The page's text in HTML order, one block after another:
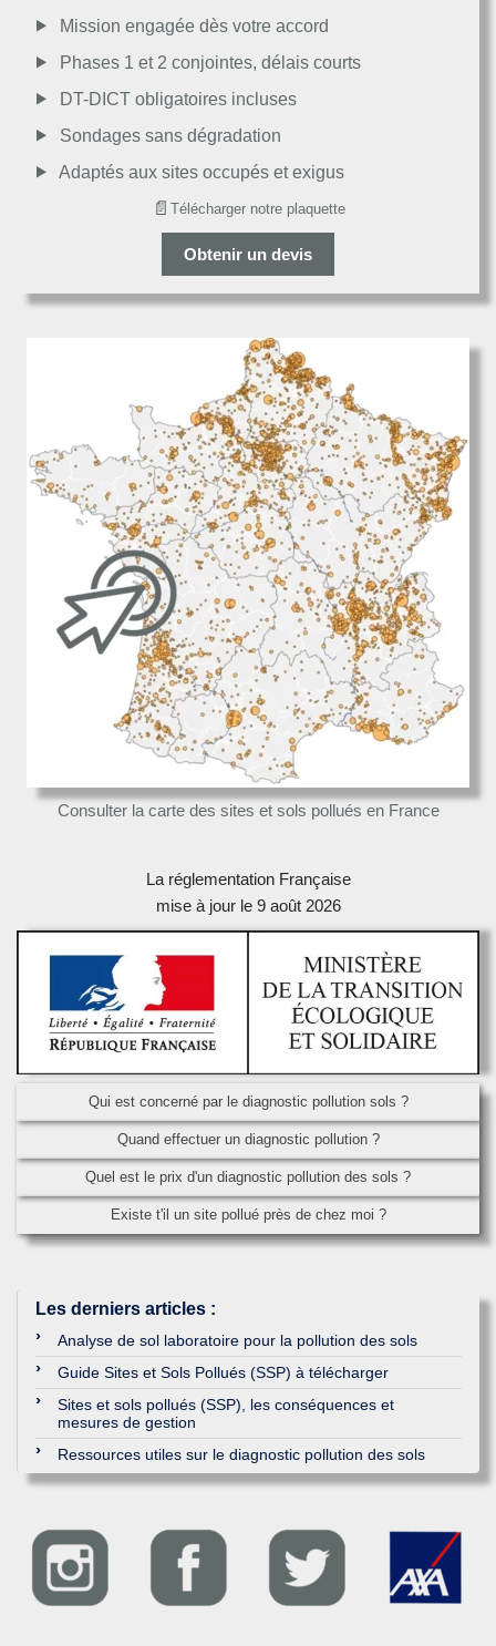
Passable
Décevant
Mission engagée dès votre accord
Phases 1 et 2 conjointes, délais courts
DT-DICT obligatoires incluses
Sondages sans dégradation
Adaptés aux sites occupés et exigus
📄 Télécharger notre plaquette
Obtenir un devis
Consulter la carte des sites et sols pollués en France
La réglementation Française
mise à jour le 9 août 2026
Qui est concerné par le diagnostic pollution sols ?
Quand effectuer un diagnostic pollution ?
Quel est le prix d'un diagnostic pollution des sols ?
Existe t'il un site pollué près de chez moi ?
Les derniers articles :
Analyse de sol laboratoire pour la pollution des sols
Guide Sites et Sols Pollués (SSP) à télécharger
Sites et sols pollués (SSP), les conséquences et
mesures de gestion
Ressources utiles sur le diagnostic pollution des sols